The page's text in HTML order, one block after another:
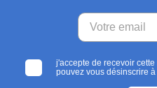
j'accepte de recevoir
pouvez vous désinscrire